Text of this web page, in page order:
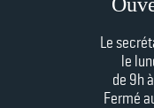
Le
le
de 9h
Fermé